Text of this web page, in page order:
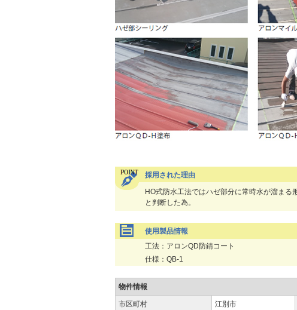
採用された理由
HO式防水工法ではハゼ部分に常時水が溜ま
と判断した為。
使用製品情報
工法：アロンQD防錆コート
仕様：QB-1
物件情報
市区町村 江別市